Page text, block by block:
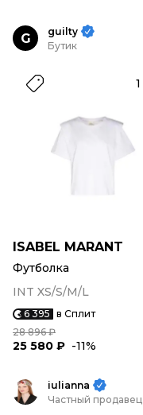
G
guilty
Бутик
1
ISABEL MARANT
Футболка
INT XS/S/M/L
6 395 в Сплит
28 896 ₽
25 580 ₽ -11%
iulianna
Частный продавец